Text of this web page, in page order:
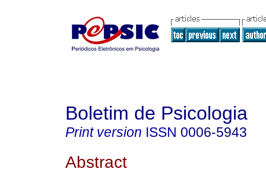
Boletim de Psicologia
Print version ISSN 0006-5943
Abstract